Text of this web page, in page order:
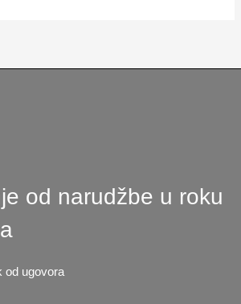
od narudžbe u roku
od ugovora